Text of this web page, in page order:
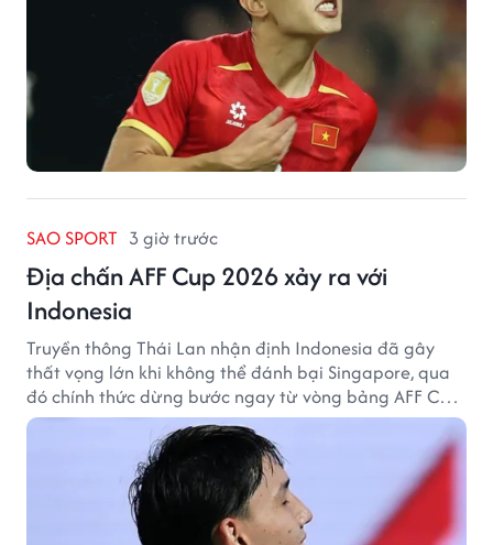
SAO SPORT 3 giờ trước
Địa chấn AFF Cup 2026 xảy ra với
Indonesia
Truyền thông Thái Lan nhận định Indonesia đã gây
thất vọng lớn khi không thể đánh bại Singapore, qua
đó chính thức dừng bước ngay từ vòng bảng AFF Cup
2026.